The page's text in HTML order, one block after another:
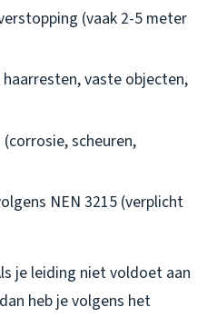
(vaak 2-5 meter
vaste objecten,
scheuren,
NEN 3215 (verplicht
je leiding niet voldoet aan
heb je volgens het